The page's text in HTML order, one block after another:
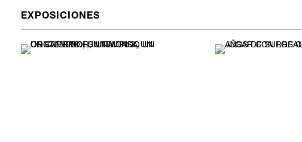
EXPOSICIONES